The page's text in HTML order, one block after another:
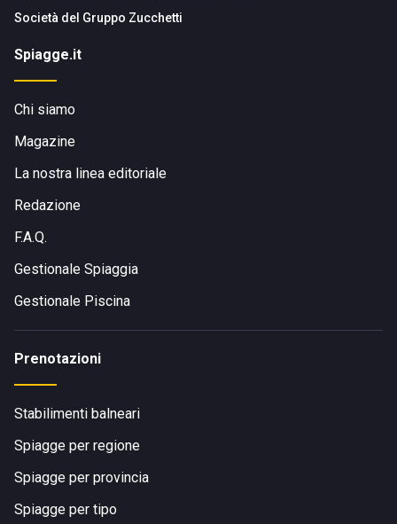
Società del Gruppo Zucchetti
Spiagge.it
Chi siamo
Magazine
La nostra linea editoriale
Redazione
F.A.Q.
Gestionale Spiaggia
Gestionale Piscina
Prenotazioni
Stabilimenti balneari
Spiagge per regione
Spiagge per provincia
Spiagge per tipo